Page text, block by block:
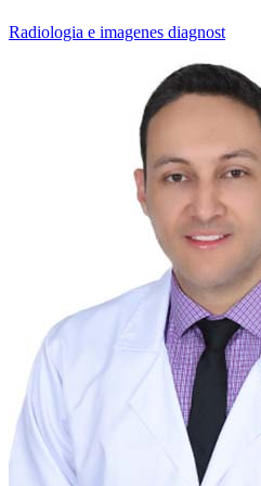
Radiologia e imagenes diagnost